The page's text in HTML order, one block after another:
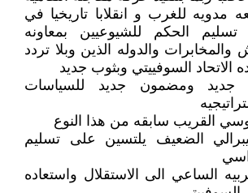
للغرب و انقلابا تاريخيا في
الحكم للشيوعيين بمعاونه
والدوله الذين وبلا تردد
الاتحاد السوفييتي وبثوب جديد
ومضمون جديد للسياسات
القريب سابقه من هذا النوع
الضعيف يلتسين على تسليم
الساعي الى الاستقلال واستعاده